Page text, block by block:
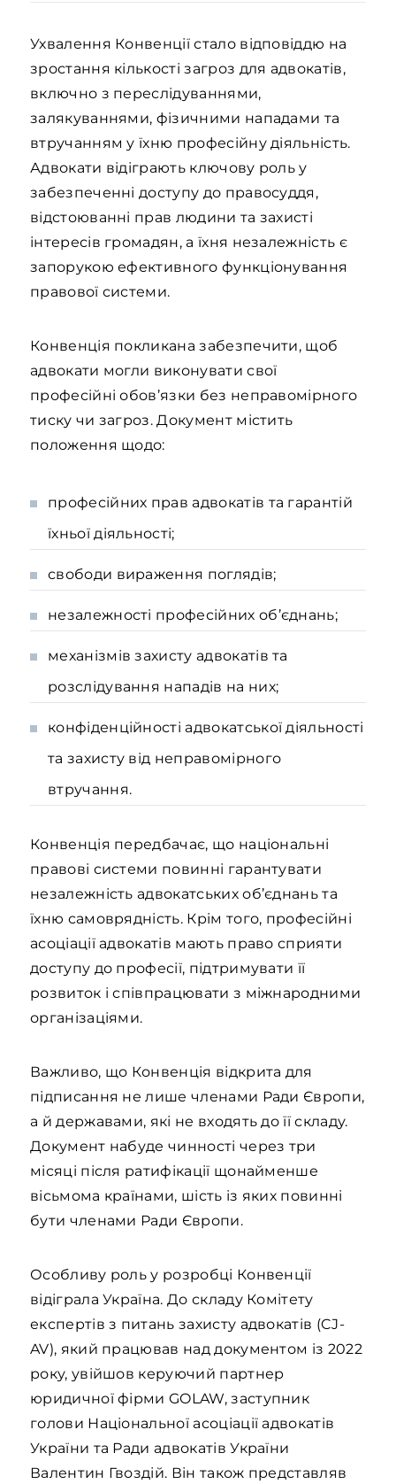
Ухвалення Конвенції стало відповіддю на
зростання кількості загроз для адвокатів,
включно з переслідуваннями,
залякуваннями, фізичними нападами та
втручанням у їхню професійну діяльність.
Адвокати відіграють ключову роль у
забезпеченні доступу до правосуддя,
відстоюванні прав людини та захисті
інтересів громадян, а їхня незалежність є
запорукою ефективного функціонування
правової системи.
Конвенція покликана забезпечити, щоб
адвокати могли виконувати свої
професійні обов’язки без неправомірного
тиску чи загроз. Документ містить
положення щодо:
професійних прав адвокатів та гарантій
їхньої діяльності;
свободи вираження поглядів;
незалежності професійних об’єднань;
механізмів захисту адвокатів та
розслідування нападів на них;
конфіденційності адвокатської діяльності
та захисту від неправомірного
втручання.
Конвенція передбачає, що національні
правові системи повинні гарантувати
незалежність адвокатських об’єднань та
їхню самоврядність. Крім того, професійні
асоціації адвокатів мають право сприяти
доступу до професії, підтримувати її
розвиток і співпрацювати з міжнародними
організаціями.
Важливо, що Конвенція відкрита для
підписання не лише членами Ради Європи,
а й державами, які не входять до її складу.
Документ набуде чинності через три
місяці після ратифікації щонайменше
вісьмома країнами, шість із яких повинні
бути членами Ради Європи.
Особливу роль у розробці Конвенції
відіграла Україна. До складу Комітету
експертів з питань захисту адвокатів (CJ-
AV), який працював над документом із 2022
року, увійшов керуючий партнер
юридичної фірми GOLAW, заступник
голови Національної асоціації адвокатів
України та Ради адвокатів України
Валентин Гвоздій. ​​Він також представляв